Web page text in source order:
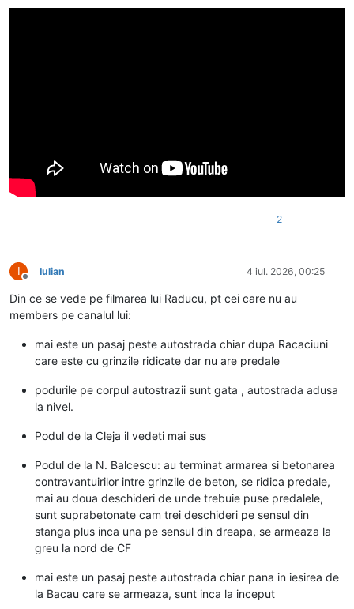
2
I
Deconectat
Iulian 4 iul. 2026, 00:25
Din ce se vede pe filmarea lui Raducu, pt cei care nu au
members pe canalul lui:
mai este un pasaj peste autostrada chiar dupa Racaciuni
care este cu grinzile ridicate dar nu are predale
podurile pe corpul autostrazii sunt gata , autostrada adusa
la nivel.
Podul de la Cleja il vedeti mai sus
Podul de la N. Balcescu: au terminat armarea si betonarea
contravantuirilor intre grinzile de beton, se ridica predale,
mai au doua deschideri de unde trebuie puse predalele,
sunt suprabetonate cam trei deschideri pe sensul din
stanga plus inca una pe sensul din dreapa, se armeaza la
greu la nord de CF
mai este un pasaj peste autostrada chiar pana in iesirea de
la Bacau care se armeaza, sunt inca la inceput